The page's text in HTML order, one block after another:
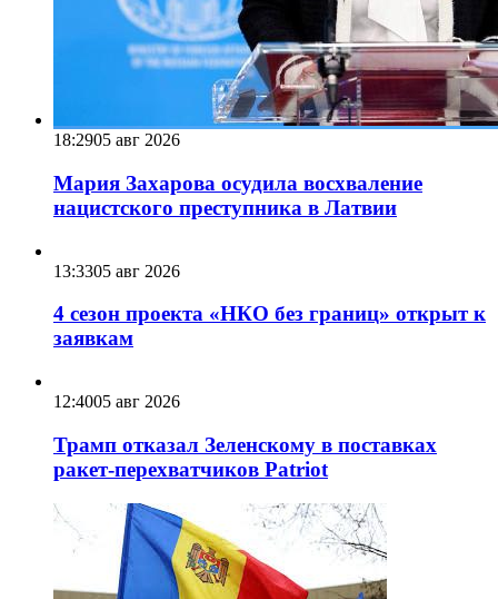
18:2905 авг 2026
Мария Захарова осудила восхваление
нацистского преступника в Латвии
13:3305 авг 2026
4 сезон проекта «НКО без границ» открыт к
заявкам
12:4005 авг 2026
Трамп отказал Зеленскому в поставках
ракет-перехватчиков Patriot